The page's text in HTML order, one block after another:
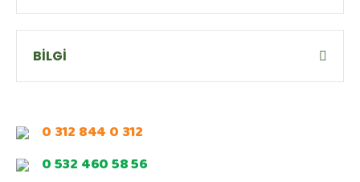
BİLGİ
0 312 844 0 312
0 532 460 58 56